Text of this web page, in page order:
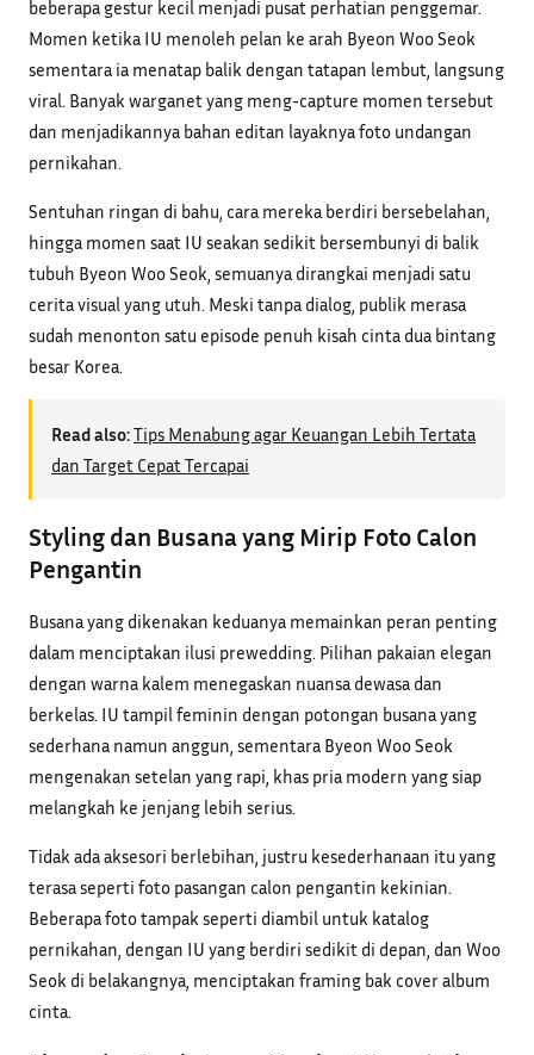
beberapa gestur kecil menjadi pusat perhatian penggemar.
Momen ketika IU menoleh pelan ke arah Byeon Woo Seok
sementara ia menatap balik dengan tatapan lembut, langsung
viral. Banyak warganet yang meng-capture momen tersebut
dan menjadikannya bahan editan layaknya foto undangan
pernikahan.
Sentuhan ringan di bahu, cara mereka berdiri bersebelahan,
hingga momen saat IU seakan sedikit bersembunyi di balik
tubuh Byeon Woo Seok, semuanya dirangkai menjadi satu
cerita visual yang utuh. Meski tanpa dialog, publik merasa
sudah menonton satu episode penuh kisah cinta dua bintang
besar Korea.
Read also:Tips Menabung agar Keuangan Lebih Tertata
dan Target Cepat Tercapai
Styling dan Busana yang Mirip Foto Calon
Pengantin
Busana yang dikenakan keduanya memainkan peran penting
dalam menciptakan ilusi prewedding. Pilihan pakaian elegan
dengan warna kalem menegaskan nuansa dewasa dan
berkelas. IU tampil feminin dengan potongan busana yang
sederhana namun anggun, sementara Byeon Woo Seok
mengenakan setelan yang rapi, khas pria modern yang siap
melangkah ke jenjang lebih serius.
Tidak ada aksesori berlebihan, justru kesederhanaan itu yang
terasa seperti foto pasangan calon pengantin kekinian.
Beberapa foto tampak seperti diambil untuk katalog
pernikahan, dengan IU yang berdiri sedikit di depan, dan Woo
Seok di belakangnya, menciptakan framing bak cover album
cinta.